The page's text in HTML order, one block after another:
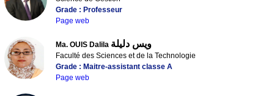
Grade : Professeur
Page web
Ma. OUIS Dalila ويس دليلة
Faculté des Sciences et de la Technologie
Grade : Maitre-assistant classe A
Page web